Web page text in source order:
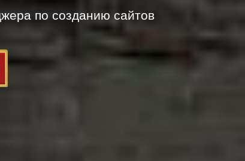
по созданию сайтов